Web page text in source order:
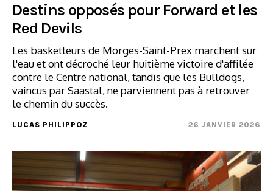
Destins opposés pour Forward et les
Red Devils
Les basketteurs de Morges-Saint-Prex marchent sur
l'eau et ont décroché leur huitième victoire d'affilée
contre le Centre national, tandis que les Bulldogs,
vaincus par Saastal, ne parviennent pas à retrouver
le chemin du succès.
LUCAS PHILIPPOZ 26 JANVIER 2026